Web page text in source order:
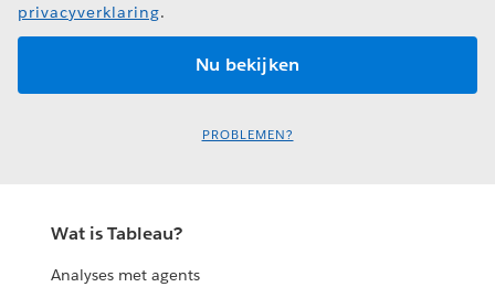
privacyverklaring.
PROBLEMEN?
Wat is Tableau?
Analyses met agents